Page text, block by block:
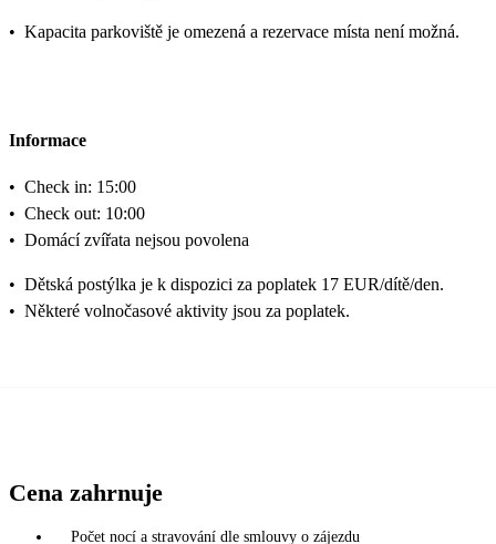
• Kapacita parkoviště je omezená a rezervace místa není možná.
Informace
• Check in: 15:00
• Check out: 10:00
• Domácí zvířata nejsou povolena
• Dětská postýlka je k dispozici za poplatek 17 EUR/dítě/den.
• Některé volnočasové aktivity jsou za poplatek.
Cena zahrnuje
Počet nocí a stravování dle smlouvy o zájezdu